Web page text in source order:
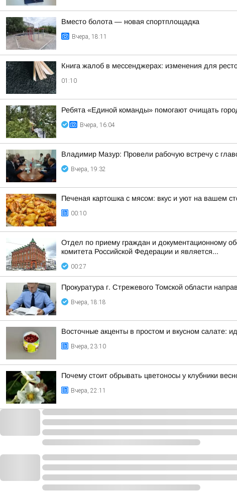
Вместо болота — новая спортплощадка
Вчера, 18:11
Книга жалоб в мессенджерах: изменения для
01:10
Ребята «Единой команды» помогают очищать
Вчера, 16:04
Владимир Мазур: Провели рабочую встречу с
Вчера, 19:32
Печеная картошка с мясом: вкус и уют на вашем
00:10
Отдел по приему граждан и документационному
комитета Российской Федерации и является...
00:27
Прокуратура г. Стрежевого Томской области
Вчера, 18:18
Восточные акценты в простом и вкусном салате:
Вчера, 23:10
Почему стоит обрывать цветоносы у клубники
Вчера, 22:11